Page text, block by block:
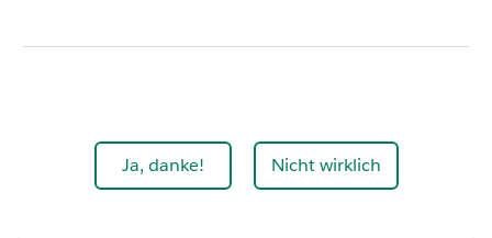
Ja, danke! Nicht wirklich